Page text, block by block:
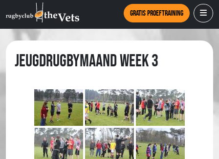
Gratis proeftraining
jeugdrugbymaand week 3